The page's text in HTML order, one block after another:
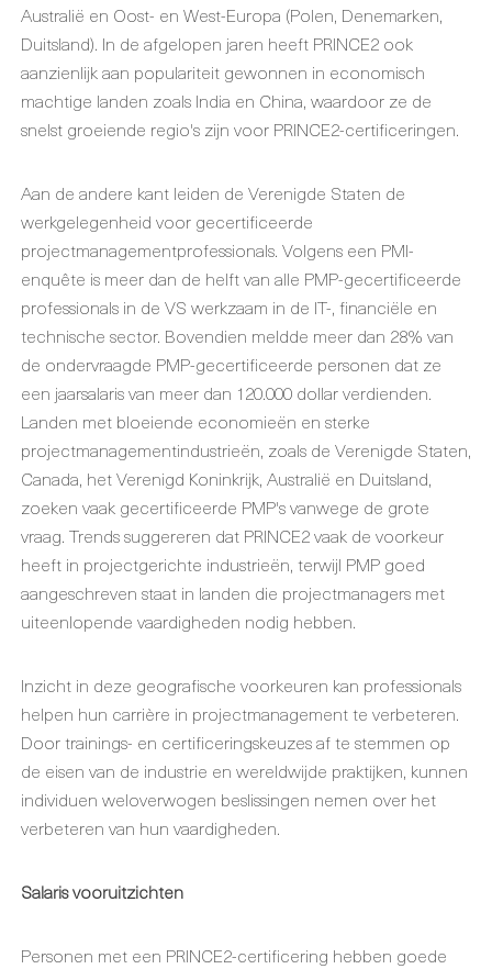
Australië en Oost- en West-Europa (Polen, Denemarken,
Duitsland). In de afgelopen jaren heeft PRINCE2 ook
aanzienlijk aan populariteit gewonnen in economisch
machtige landen zoals India en China, waardoor ze de
snelst groeiende regio's zijn voor PRINCE2-certificeringen.
Aan de andere kant leiden de Verenigde Staten de
werkgelegenheid voor gecertificeerde
projectmanagementprofessionals. Volgens een PMI-
enquête is meer dan de helft van alle PMP-gecertificeerde
professionals in de VS werkzaam in de IT-, financiële en
technische sector. Bovendien meldde meer dan 28% van
de ondervraagde PMP-gecertificeerde personen dat ze
een jaarsalaris van meer dan 120.000 dollar verdienden.
Landen met bloeiende economieën en sterke
projectmanagementindustrieën, zoals de Verenigde Staten,
Canada, het Verenigd Koninkrijk, Australië en Duitsland,
zoeken vaak gecertificeerde PMP's vanwege de grote
vraag. Trends suggereren dat PRINCE2 vaak de voorkeur
heeft in projectgerichte industrieën, terwijl PMP goed
aangeschreven staat in landen die projectmanagers met
uiteenlopende vaardigheden nodig hebben.
Inzicht in deze geografische voorkeuren kan professionals
helpen hun carrière in projectmanagement te verbeteren.
Door trainings- en certificeringskeuzes af te stemmen op
de eisen van de industrie en wereldwijde praktijken, kunnen
individuen weloverwogen beslissingen nemen over het
verbeteren van hun vaardigheden.
Salaris vooruitzichten
Personen met een PRINCE2-certificering hebben goede